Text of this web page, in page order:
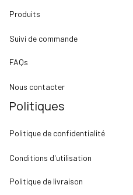
Produits
Suivi de commande
FAQs
Nous contacter
Politiques
Politique de confidentialité
Conditions d'utilisation
Politique de livraison